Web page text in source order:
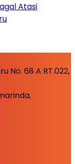
Atasi
No. 68 A RT.022,